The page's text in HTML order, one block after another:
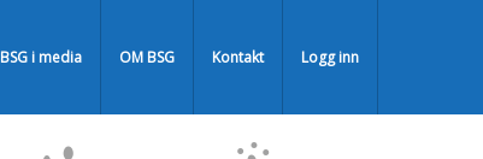
BSG i media OM BSG Kontakt Logg inn